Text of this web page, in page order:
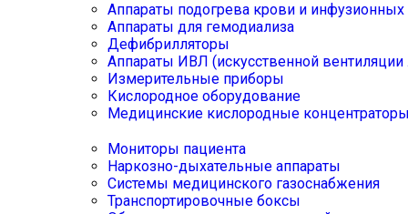
Аппараты подогрева крови и инфузионных
Аппараты для гемодиализа
Дефибрилляторы
Аппараты ИВЛ (искусственной вентиляции
Измерительные приборы
Кислородное оборудование
Медицинские кислородные
Мониторы пациента
Наркозно-дыхательные аппараты
Системы медицинского газоснабжения
Транспортировочные боксы